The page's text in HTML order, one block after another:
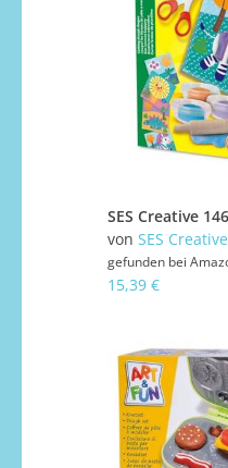
von SES Creative
gefunden bei
15,39 €